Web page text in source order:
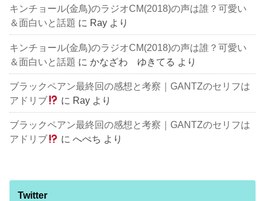
キンチョール(金鳥)のラジオCM(2018)の声は誰？可愛い
＆面白いと話題 に Ray より
キンチョール(金鳥)のラジオCM(2018)の声は誰？可愛い
＆面白いと話題 にかなざわ ゆきてる より
ブラックペアン最終回の感想と考察｜GANTZのセリフは
アドリブ
に Ray より
ブラックペアン最終回の感想と考察｜GANTZのセリフは
アドリブ
にへぺち より
Twitter